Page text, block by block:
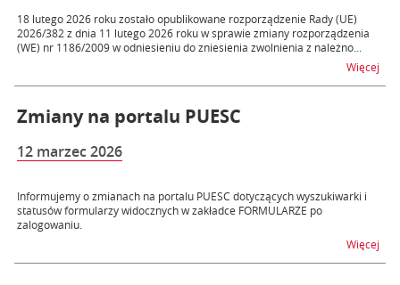
18 lutego 2026 roku zostało opublikowane rozporządzenie Rady (UE)
2026/382 z dnia 11 lutego 2026 roku w sprawie zmiany rozporządzenia
(WE) nr 1186/2009 w odniesieniu do zniesienia zwolnienia z należno...
Więcej
Zmiany na portalu PUESC
12 marzec 2026
Informujemy o zmianach na portalu PUESC dotyczących wyszukiwarki i
statusów formularzy widocznych w zakładce FORMULARZE po
zalogowaniu.
Więcej